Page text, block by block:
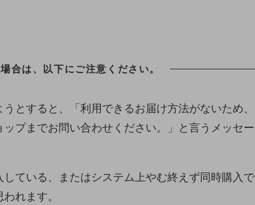
合は、以下にご注意ください。
とすると、「利用できるお届け方法がないため、
プまでお問い合わせください。」と言うメッセー
ている、またはシステム上やむ終えず同時購入で
れます。